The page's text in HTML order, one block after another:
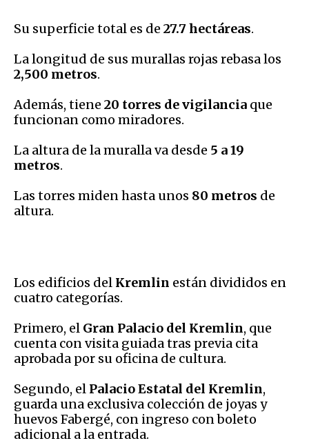
Su superficie total es de 27.7 hectáreas.
La longitud de sus murallas rojas rebasa los
2,500 metros.
Además, tiene 20 torres de vigilancia que
funcionan como miradores.
La altura de la muralla va desde 5 a 19
metros.
Las torres miden hasta unos 80 metros de
altura.
Los edificios del Kremlin están divididos en
cuatro categorías.
Primero, el Gran Palacio del Kremlin, que
cuenta con visita guiada tras previa cita
aprobada por su oficina de cultura.
Segundo, el Palacio Estatal del Kremlin,
guarda una exclusiva colección de joyas y
huevos Fabergé, con ingreso con boleto
adicional a la entrada.